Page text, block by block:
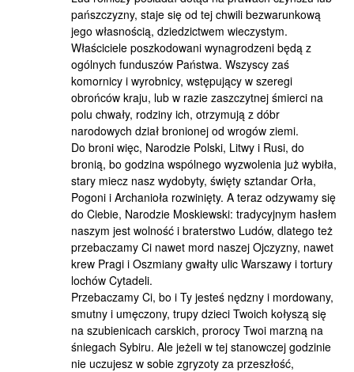
pańszczyzny, staje się od tej chwili bezwarunkową
jego własnością, dziedzictwem wieczystym.
Właściciele poszkodowani wynagrodzeni będą z
ogólnych funduszów Państwa. Wszyscy zaś
komornicy i wyrobnicy, wstępujący w szeregi
obrońców kraju, lub w razie zaszczytnej śmierci na
polu chwały, rodziny ich, otrzymują z dóbr
narodowych dział bronionej od wrogów ziemi.
Do broni więc, Narodzie Polski, Litwy i Rusi, do
bronią, bo godzina wspólnego wyzwolenia już wybiła,
stary miecz nasz wydobyty, święty sztandar Orła,
Pogoni i Archanioła rozwinięty. A teraz odzywamy się
do Ciebie, Narodzie Moskiewski: tradycyjnym hasłem
naszym jest wolność i braterstwo Ludów, dlatego też
przebaczamy Ci nawet mord naszej Ojczyzny, nawet
krew Pragi i Oszmiany gwałty ulic Warszawy i tortury
lochów Cytadeli.
Przebaczamy Ci, bo i Ty jesteś nędzny i mordowany,
smutny i umęczony, trupy dzieci Twoich kołyszą się
na szubienicach carskich, prorocy Twoi marzną na
śniegach Sybiru. Ale jeżeli w tej stanowczej godzinie
nie uczujesz w sobie zgryzoty za przeszłość,